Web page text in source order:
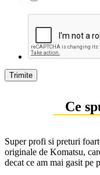
Trimite
Ce
Super profi si preturi
originale de Komatsu,
decat ce am mai gasit pe